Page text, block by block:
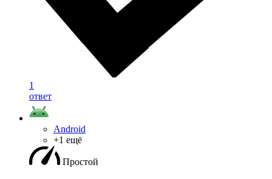
1
ответ
Android
+1 ещё
Простой